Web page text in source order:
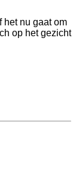
het nu gaat om
op het gezicht